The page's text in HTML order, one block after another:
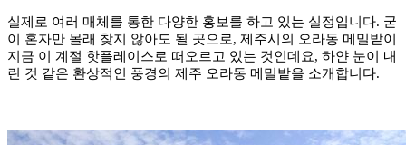
실제로 여러 매체를 통한 다양한 홍보를 하고 있는 실정입니다. 굳
이 혼자만 몰래 찾지 않아도 될 곳으로, 제주시의 오라동 메밀밭이
지금 이 계절 핫플레이스로 떠오르고 있는 것인데요, 하얀 눈이 내
린 것 같은 환상적인 풍경의 제주 오라동 메밀밭을 소개합니다.